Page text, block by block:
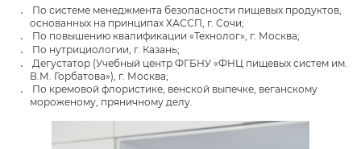
По системе менеджмента безопасности пищевых продуктов,
основанных на принципах ХАССП, г. Сочи;
По повышению квалификации «Технолог», г. Москва;
По нутрициологии, г. Казань;
Дегустатор (Учебный центр ФГБНУ «ФНЦ пищевых систем им.
В.М. Горбатова»), г. Москва;
По кремовой флористике, венской выпечке, веганскому
мороженому, пряничному делу.